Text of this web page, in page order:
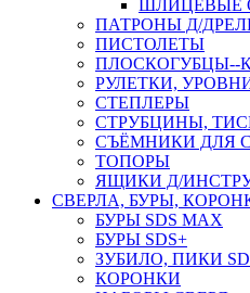
ШЛИЦЕВЫЕ
ПАТРОНЫ Д/
ПИСТОЛЕТЫ
ПЛОСКОГУБЦЫ--
РУЛЕТКИ,
СТЕПЛЕРЫ
СТРУБЦИНЫ,
СЪЁМНИКИ ДЛЯ
ТОПОРЫ
ЯЩИКИ Д/
СВЕРЛА, БУРЫ,
БУРЫ SDS MAX
БУРЫ SDS+
ЗУБИЛО, ПИКИ
КОРОНКИ